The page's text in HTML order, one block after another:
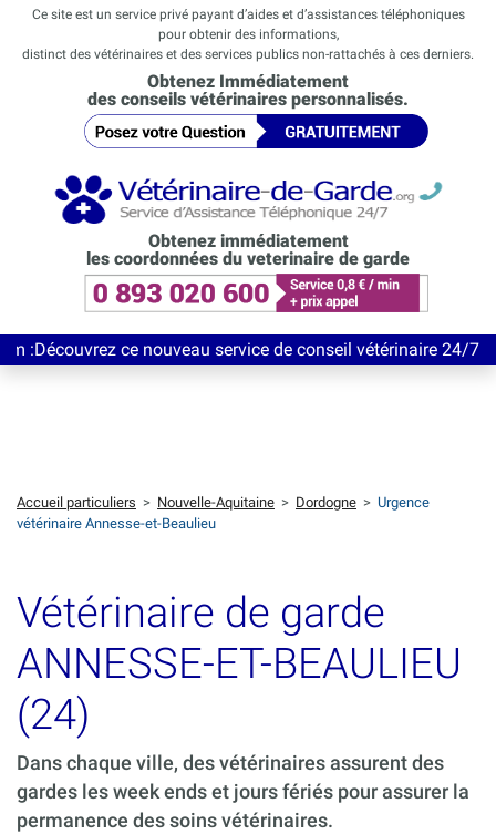
Ce site est un service privé payant d’aides et d’assistances téléphoniques
pour obtenir des informations,
distinct des vétérinaires et des services publics non-rattachés à ces derniers.
Obtenez Immédiatement
des conseils vétérinaires personnalisés.
Obtenez immédiatement
les coordonnées du veterinaire de garde
ce nouveau service de conseil vétérinaire 24/7
Accueil particuliers > Nouvelle-Aquitaine > Dordogne > Urgence
vétérinaire Annesse-et-Beaulieu
Vétérinaire de garde
ANNESSE-ET-BEAULIEU
(24)
Dans chaque ville, des vétérinaires assurent des
gardes les week ends et jours fériés pour assurer la
permanence des soins vétérinaires.